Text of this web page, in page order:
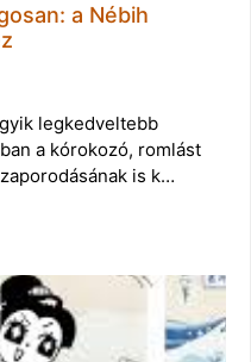
a Nébih
legkedveltebb
a kórokozó, romlást
is k…